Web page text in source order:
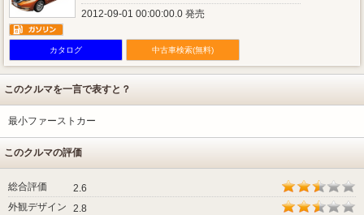
2012-09-01 00:00:00.0 発売
カタログ 中古車検索(無料)
このクルマを一言で表すと？
最小ファーストカー
このクルマの評価
総合評価
2.6
外観デザイン
2.8